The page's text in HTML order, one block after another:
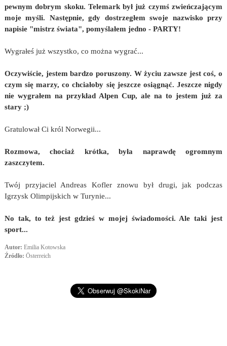
pewnym dobrym skoku. Telemark był już czymś zwieńczającym
moje myśli. Następnie, gdy dostrzegłem swoje nazwisko przy
napisie "mistrz świata", pomyślałem jedno - PARTY!
Wygrałeś już wszystko, co można wygrać...
Oczywiście, jestem bardzo poruszony. W życiu zawsze jest coś, o
czym się marzy, co chciałoby się jeszcze osiągnąć. Jeszcze nigdy
nie wygrałem na przykład Alpen Cup, ale na to jestem już za
stary ;)
Gratulował Ci król Norwegii...
Rozmowa, chociaż krótka, była naprawdę ogromnym
zaszczytem.
Twój przyjaciel Andreas Kofler znowu był drugi, jak podczas
Igrzysk Olimpijskich w Turynie...
No tak, to też jest gdzieś w mojej świadomości. Ale taki jest
sport...
Autor: Emilia Kotowska
Źródło: Österreich